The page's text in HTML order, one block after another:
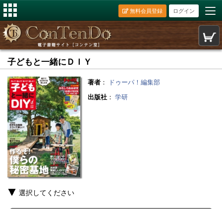
ログイン
無料会員登録
子どもと一緒にＤＩＹ
著者 ：
ドゥーパ！編集部
出版社 ： 学研
選択してください